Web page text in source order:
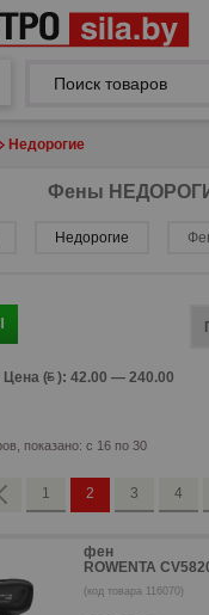
Недорогие
Фены
Недорогие
Цена (
р
): 42.00 — 240.00
показано: с 16 по 30
1 2 3 4
фен
ROWENTA
(код товара 116070)